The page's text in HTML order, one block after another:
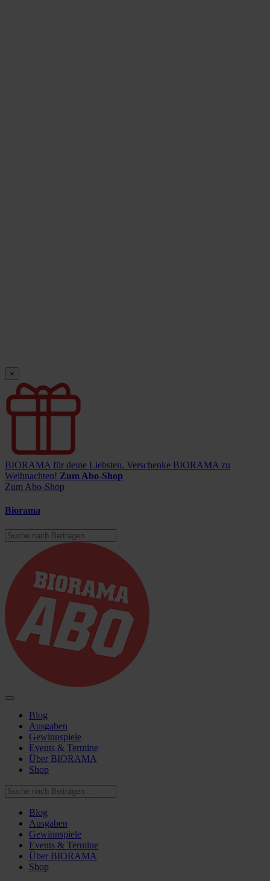
×
BIORAMA für deine Liebsten. Verschenke BIORAMA zu
Weihnachten! Zum Abo-Shop
Zum Abo-Shop
Biorama
Blog
Ausgaben
Gewinnspiele
Events & Termine
Über BIORAMA
Shop
Blog
Ausgaben
Gewinnspiele
Events & Termine
Über BIORAMA
Shop